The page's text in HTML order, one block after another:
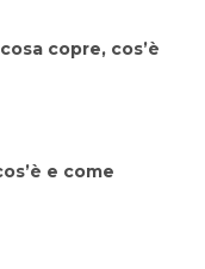
copre, cos’è
e come